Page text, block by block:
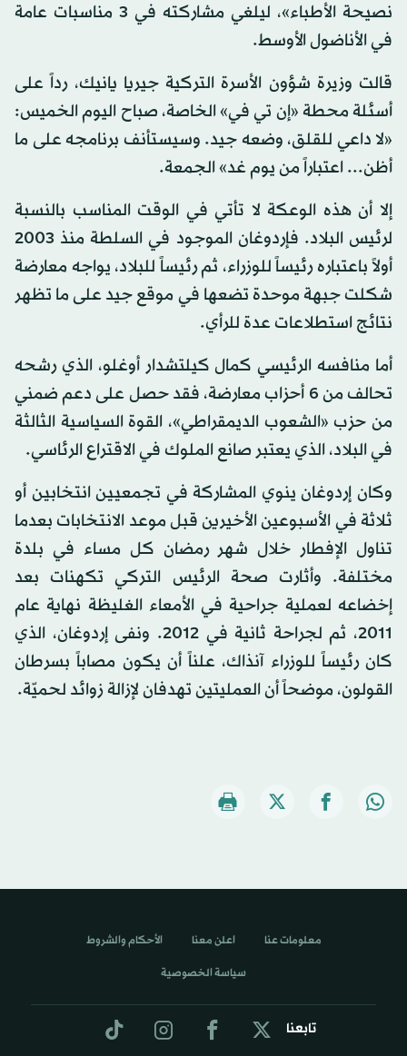
نصيحة الأطباء»، ليلغي مشاركته في 3 مناسبات عامة
في الأناضول الأوسط.
قالت وزيرة شؤون الأسرة التركية جيريا يانيك، رداً على
أسئلة محطة «إن تي في» الخاصة، صباح اليوم الخميس:
«لا داعي للقلق، وضعه جيد. وسيستأنف برنامجه على ما
أظن... اعتباراً من يوم غد» الجمعة.
إلا أن هذه الوعكة لا تأتي في الوقت المناسب بالنسبة
لرئيس البلاد. فإردوغان الموجود في السلطة منذ 2003
أولاً باعتباره رئيساً للوزراء، ثم رئيساً للبلاد، يواجه معارضة
شكلت جبهة موحدة تضعها في موقع جيد على ما تظهر
نتائج استطلاعات عدة للرأي.
أما منافسه الرئيسي كمال كيلتشدار أوغلو، الذي رشحه
تحالف من 6 أحزاب معارضة، فقد حصل على دعم ضمني
من حزب «الشعوب الديمقراطي»، القوة السياسية الثالثة
في البلاد، الذي يعتبر صانع الملوك في الاقتراع الرئاسي.
وكان إردوغان ينوي المشاركة في تجمعيين انتخابين أو
ثلاثة في الأسبوعين الأخيرين قبل موعد الانتخابات بعدما
تناول الإفطار خلال شهر رمضان كل مساء في بلدة
مختلفة. وأثارت صحة الرئيس التركي تكهنات بعد
إخضاعه لعملية جراحية في الأمعاء الغليظة نهاية عام
2011، ثم لجراحة ثانية في 2012. ونفى إردوغان، الذي
كان رئيساً للوزراء آنذاك، علناً أن يكون مصاباً بسرطان
القولون، موضحاً أن العمليتين تهدفان لإزالة زوائد لحميّة.
تابعنا
معلومات عنا اعلن معنا الأحكام والشروط
سياسة الخصوصية